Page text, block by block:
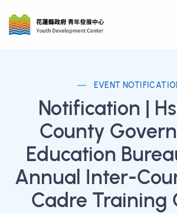
EVENT
Notification |
County
Education
Annual Inter-
Cadre Training